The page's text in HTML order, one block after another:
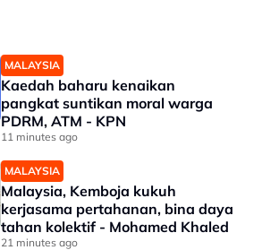
MALAYSIA
Kaedah baharu kenaikan
pangkat suntikan moral warga
PDRM, ATM - KPN
11 minutes ago
MALAYSIA
Malaysia, Kemboja kukuh
kerjasama pertahanan, bina daya
tahan kolektif - Mohamed Khaled
21 minutes ago